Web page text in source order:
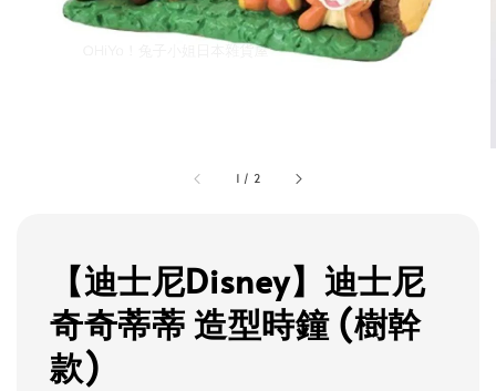
1 / 2
【迪士尼Disney】迪士尼
奇奇蒂蒂 造型時鐘 (樹幹
款)